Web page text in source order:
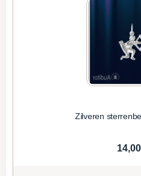
Zilveren